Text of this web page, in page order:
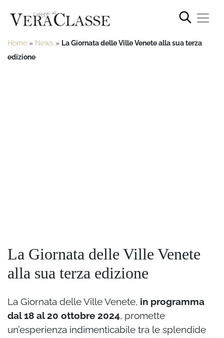
Home » News » La Giornata delle Ville Venete alla sua terza
edizione
La Giornata delle Ville Venete
alla sua terza edizione
La Giornata delle Ville Venete, in programma
dal 18 al 20 ottobre 2024, promette
un’esperienza indimenticabile tra le splendide